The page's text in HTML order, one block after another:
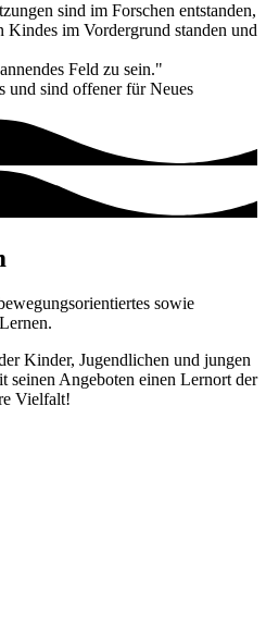
sind im Forschen entstanden,
Kindes im Vordergrund standen und
Feld zu sein."
und sind offener für Neues
sowie
Kinder, Jugendlichen und jungen
seinen Angeboten einen Lernort der
Vielfalt!